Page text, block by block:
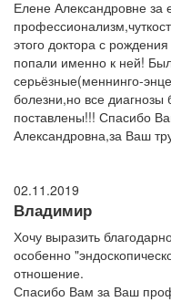
Елене Александровне за
этого доктора с
попали именно к ней!
серьёзные(меннинго-
болезни,но все
поставлены!!! Спасибо
Александровна,за Ваш
02.11.2019
Владимир
Хочу выразить
особенно
отношение.
Спасибо Вам за Ваш